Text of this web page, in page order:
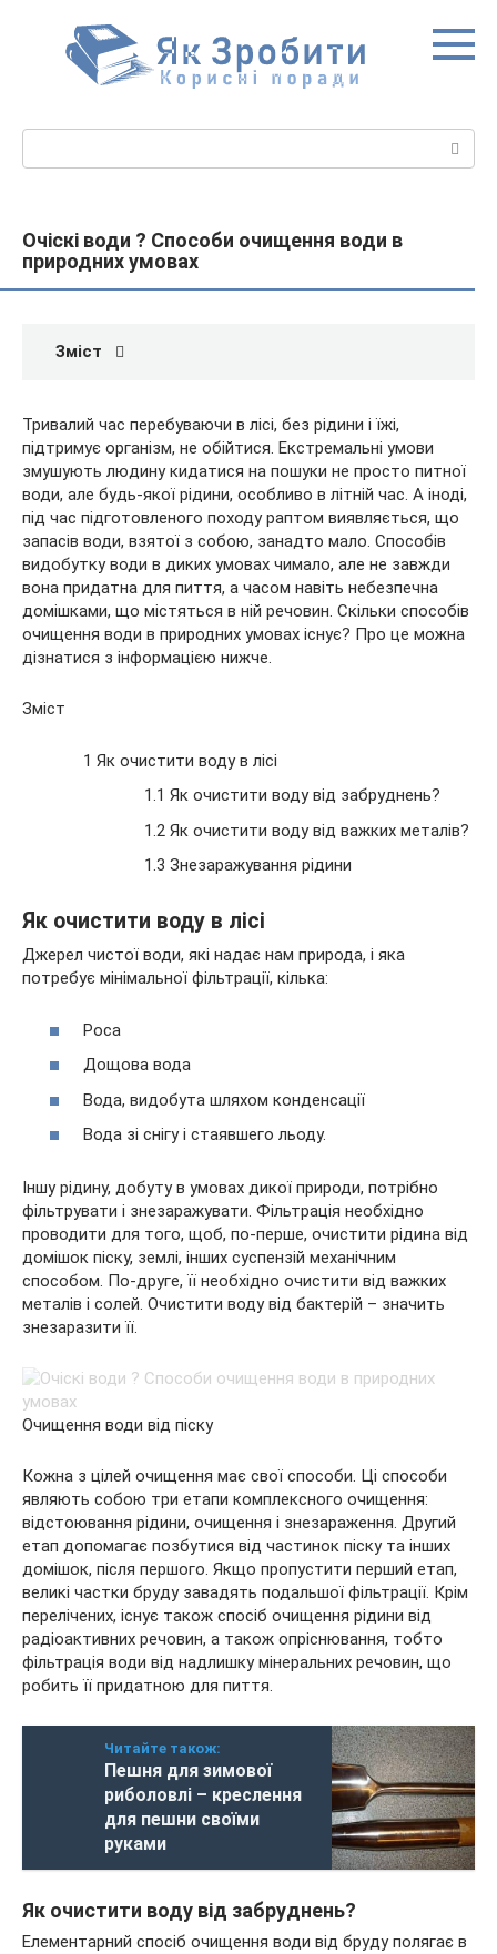
Очіскі води ? Способи очищення води в
природних умовах
Зміст
Тривалий час перебуваючи в лісі, без рідини і їжі,
підтримує організм, не обійтися. Екстремальні умови
змушують людину кидатися на пошуки не просто питної
води, але будь-якої рідини, особливо в літній час. А іноді,
під час підготовленого походу раптом виявляється, що
запасів води, взятої з собою, занадто мало. Способів
видобутку води в диких умовах чимало, але не завжди
вона придатна для пиття, а часом навіть небезпечна
домішками, що містяться в ній речовин. Скільки способів
очищення води в природних умовах існує? Про це можна
дізнатися з інформацією нижче.
Зміст
1 Як очистити воду в лісі
1.1 Як очистити воду від забруднень?
1.2 Як очистити воду від важких металів?
1.3 Знезаражування рідини
Як очистити воду в лісі
Джерел чистої води, які надає нам природа, і яка
потребує мінімальної фільтрації, кілька:
Роса
Дощова вода
Вода, видобута шляхом конденсації
Вода зі снігу і стаявшего льоду.
Іншу рідину, добуту в умовах дикої природи, потрібно
фільтрувати і знезаражувати. Фільтрація необхідно
проводити для того, щоб, по-перше, очистити рідина від
домішок піску, землі, інших суспензій механічним
способом. По-друге, її необхідно очистити від важких
металів і солей. Очистити воду від бактерій – значить
знезаразити її.
Очищення води від піску
Кожна з цілей очищення має свої способи. Ці способи
являють собою три етапи комплексного очищення:
відстоювання рідини, очищення і знезараження. Другий
етап допомагає позбутися від частинок піску та інших
домішок, після першого. Якщо пропустити перший етап,
великі частки бруду завадять подальшої фільтрації. Крім
перелічених, існує також спосіб очищення рідини від
радіоактивних речовин, а також опріснювання, тобто
фільтрація води від надлишку мінеральних речовин, що
робить її придатною для пиття.
Читайте також:
Пешня для зимової
риболовлі – креслення
для пешни своїми
руками
Як очистити воду від забруднень?
Елементарний спосіб очищення води від бруду полягає в